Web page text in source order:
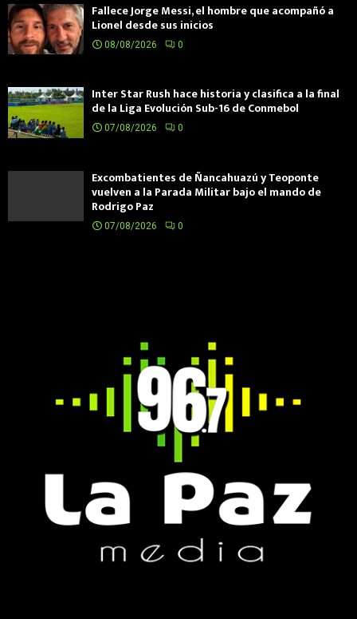
Fallece Jorge Messi, el hombre que acompañó a
Lionel desde sus inicios
08/08/2026 0
Inter Star Rush hace historia y clasifica a la final
de la Liga Evolución Sub-16 de Conmebol
07/08/2026 0
Excombatientes de Ñancahuazú y Teoponte
vuelven a la Parada Militar bajo el mando de
Rodrigo Paz
07/08/2026 0